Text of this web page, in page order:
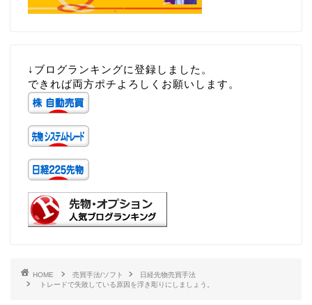
↓ブログランキングに登録しました。
できれば両方ポチよろしくお願いします。
HOME 売買手法/ソフト
日経先物売買手法
トレードで失敗している原因を浮き彫りにしましょう。